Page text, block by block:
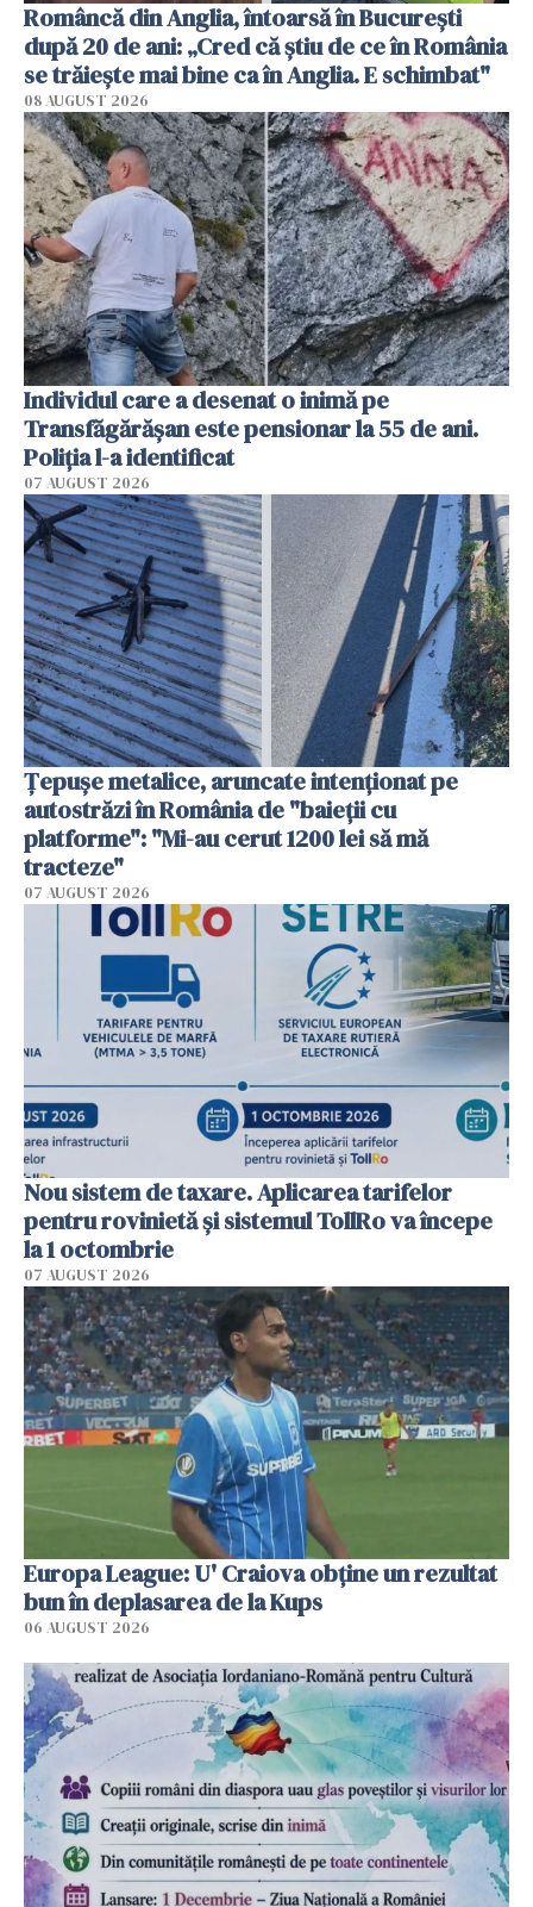
Româncă din Anglia, întoarsă în București
după 20 de ani: „Cred că știu de ce în România
se trăiește mai bine ca în Anglia. E schimbat"
08 AUGUST 2026
Individul care a desenat o inimă pe
Transfăgărășan este pensionar la 55 de ani.
Poliția l-a identificat
07 AUGUST 2026
Țepușe metalice, aruncate intenționat pe
autostrăzi în România de "baieții cu
platforme": "Mi-au cerut 1200 lei să mă
tracteze"
07 AUGUST 2026
Nou sistem de taxare. Aplicarea tarifelor
pentru rovinietă şi sistemul TollRo va începe
la 1 octombrie
07 AUGUST 2026
Europa League: U' Craiova obține un rezultat
bun în deplasarea de la Kups
06 AUGUST 2026